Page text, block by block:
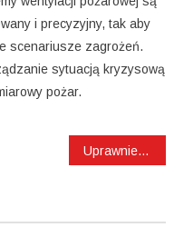
i precyzyjny, tak aby
scenariusze zagrożeń.
sytuacją kryzysową
pożar.
Uprawnienia energetyczne SEP – co warto wiedzieć przed kursem?